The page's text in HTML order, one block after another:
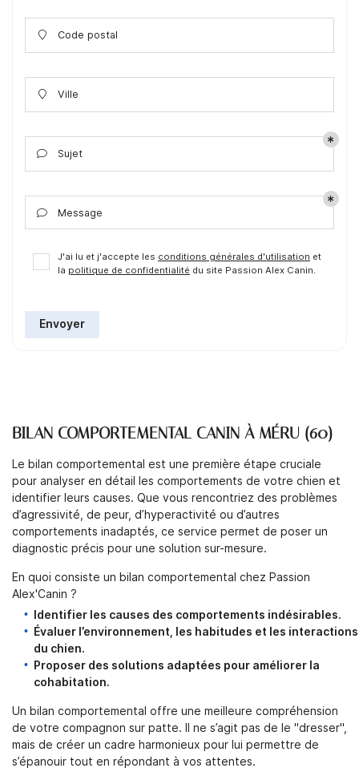
 Code postal
 Ville
 Sujet
 Message
J'ai lu et j'accepte les conditions générales d'utilisation et
la politique de confidentialité du site Passion Alex Canin
Envoyer
BILAN COMPORTEMENTAL CANIN À MÉRU (60)
Le bilan comportemental est une première étape cruciale
pour analyser en détail les comportements de votre chien et
identifier leurs causes. Que vous rencontriez des problèmes
d’agressivité, de peur, d’hyperactivité ou d’autres
comportements inadaptés, ce service permet de poser un
diagnostic précis pour une solution sur-mesure.
En quoi consiste un bilan comportemental chez Passion
Alex'Canin ?
Identifier les causes des comportements indésirables.
Évaluer l’environnement, les habitudes et les interactions
du chien.
Proposer des solutions adaptées pour améliorer la
cohabitation.
Un bilan comportemental offre une meilleure compréhension
de votre compagnon sur patte. Il ne s’agit pas de le "dresser",
mais de créer un cadre harmonieux pour lui permettre de
s’épanouir tout en répondant à vos attentes.